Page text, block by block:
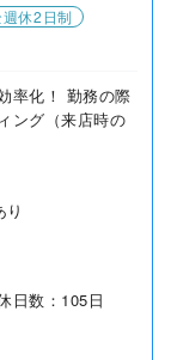
休2日制
率化！ 勤務の際
ング（来店時の
数：105日